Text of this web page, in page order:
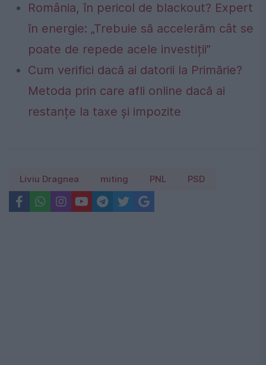
România, în pericol de blackout? Expert
în energie: „Trebuie să accelerăm cât se
poate de repede acele investiții”
Cum verifici dacă ai datorii la Primărie?
Metoda prin care afli online dacă ai
restanțe la taxe și impozite
Liviu Dragnea miting PNL PSD